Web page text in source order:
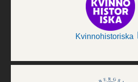
Kvinnohistoriska